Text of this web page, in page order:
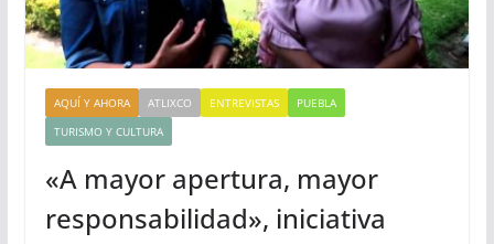
AQUÍ Y AHORA ATLIXCO ENTREVISTAS
PUEBLA
TURISMO Y CULTURA
«A mayor apertura, mayor
responsabilidad», iniciativa